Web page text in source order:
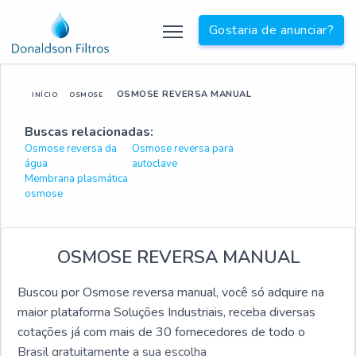
Gostaria de anunciar?
INÍCIO OSMOSE OSMOSE REVERSA MANUAL
Buscas relacionadas:
Osmose reversa da
água
Osmose reversa para
autoclave
Membrana plasmática
osmose
OSMOSE REVERSA MANUAL
Buscou por Osmose reversa manual, você só adquire na
maior plataforma Soluções Industriais, receba diversas
cotações já com mais de 30 fornecedores de todo o
Brasil gratuitamente a sua escolha